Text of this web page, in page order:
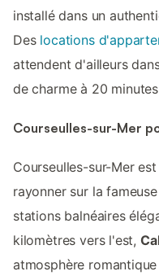
installé dans un
Des locations
attendent d'ailleurs
de charme à 20
Courseulles-sur-Mer
Courseulles-sur-Mer
rayonner sur la
stations balnéaires
kilomètres vers l'est,
atmosphère